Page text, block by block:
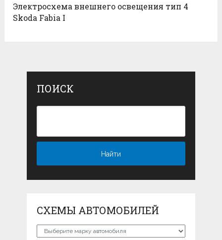
Электросхема внешнего освещения тип 4
Skoda Fabia I
ПОИСК
СХЕМЫ АВТОМОБИЛЕЙ
Схемы